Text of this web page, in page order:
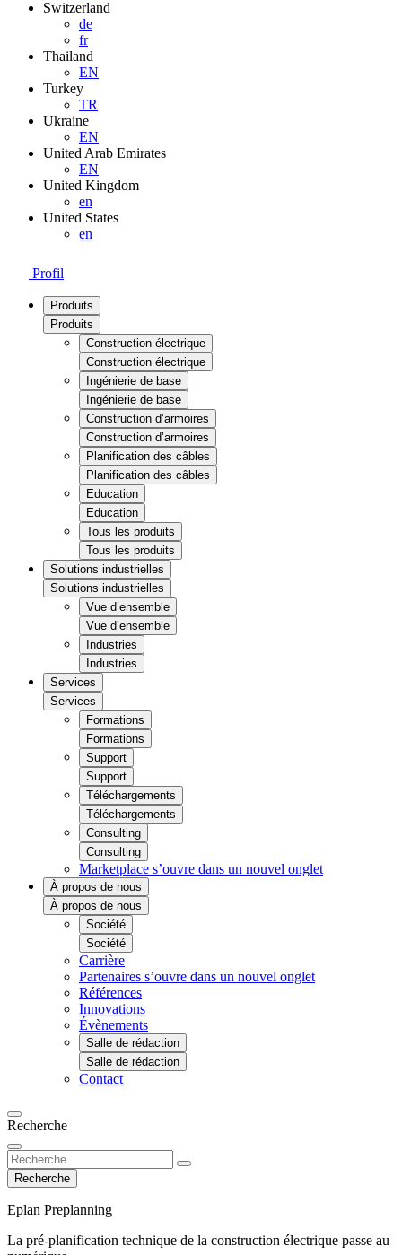
Switzerland
de
fr
Thailand
EN
Turkey
TR
Ukraine
EN
United Arab Emirates
EN
United Kingdom
en
United States
en
Profil
Produits
Produits
Construction électrique
Construction électrique
Ingénierie de base
Ingénierie de base
Construction d’armoires
Construction d’armoires
Planification des câbles
Planification des câbles
Education
Education
Tous les produits
Tous les produits
Solutions industrielles
Solutions industrielles
Vue d’ensemble
Vue d’ensemble
Industries
Industries
Services
Services
Formations
Formations
Support
Support
Téléchargements
Téléchargements
Consulting
Consulting
Marketplace s’ouvre dans un nouvel onglet
À propos de nous
À propos de nous
Société
Société
Carrière
Partenaires s’ouvre dans un nouvel onglet
Références
Innovations
Évènements
Salle de rédaction
Salle de rédaction
Contact
Recherche
Recherche
Eplan Preplanning
La pré-planification technique de la construction électrique passe au